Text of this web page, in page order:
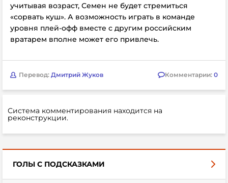
учитывая возраст, Семен не будет стремиться
«сорвать куш». А возможность играть в команде
уровня плей-офф вместе с другим российским
вратарем вполне может его привлечь.
Перевод: Дмитрий Жуков Комментарии: 0
Система комментирования находится на
реконструкции.
ГОЛЫ С ПОДСКАЗКАМИ